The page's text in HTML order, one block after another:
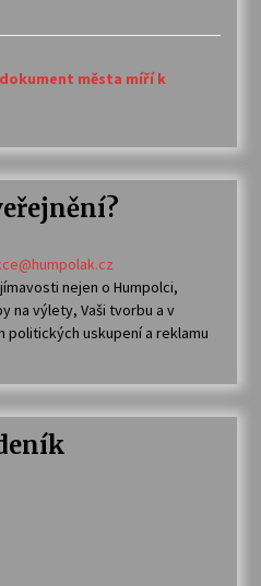
města míří k
nejen o Humpolci,
na výlety, Vaši tvorbu a v
politických uskupení a reklamu